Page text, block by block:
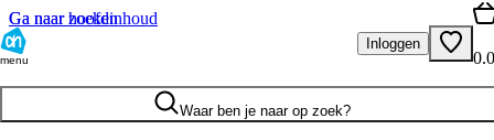
Ga naar hoofdinhoud
Ga naar zoeken
menu
Inloggen
Waar ben je naar op zoek?